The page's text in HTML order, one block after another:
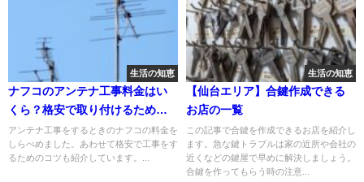
生活の知恵
ナフコのアンテナ工事料金はい
くら？格安で取り付けるための
コツも紹介！
アンテナ工事をするときのナフコの料金を
しらべめました。あわせて格安で工事をす
るためのコツも紹介しています。...
生活の知恵
【仙台エリア】合鍵作成できる
お店の一覧
この記事で合鍵を作成できるお店を紹介し
ます。急な鍵トラブルは家の近所や会社の
近くなどの鍵屋で早めに解決しましょう。
合鍵を作ってもらう時の注意...